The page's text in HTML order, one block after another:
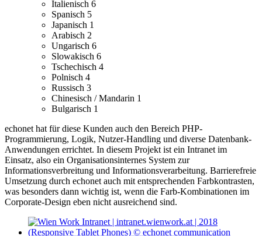
Italienisch 6
Spanisch 5
Japanisch 1
Arabisch 2
Ungarisch 6
Slowakisch 6
Tschechisch 4
Polnisch 4
Russisch 3
Chinesisch / Mandarin 1
Bulgarisch 1
echonet hat für diese Kunden auch den Bereich PHP-
Programmierung, Logik, Nutzer-Handling und diverse Datenbank-
Anwendungen errichtet. In diesem Projekt ist ein Intranet im
Einsatz, also ein Organisationsinternes System zur
Informationsverbreitung und Informationsverarbeitung. Barrierefreie
Umsetzung durch echonet auch mit entsprechenden Farbkontrasten,
was besonders dann wichtig ist, wenn die Farb-Kombinationen im
Corporate-Design eben nicht ausreichend sind.